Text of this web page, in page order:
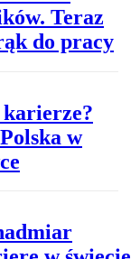
Teraz
do pracy
w